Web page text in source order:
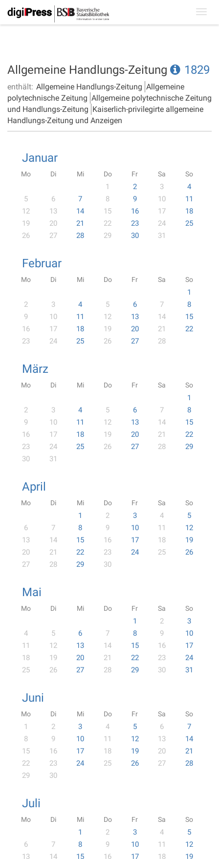
Allgemeine Handlungs-Zeitung 1829
enthält: Allgemeine Handlungs-Zeitung Allgemeine
polytechnische Zeitung Allgemeine polytechnische Zeitung
und Handlungs-Zeitung Kaiserlich-privilegirte allgemeine
Handlungs-Zeitung und Anzeigen
Januar
Mo Di Mi Do Fr Sa So
1 2 3
4
5
6 7 8 9 10
11
12
13 14 15 16 17
18
19
20 21 22 23 24
25
26
27 28 29 30 31
Februar
Mo Di Mi Do Fr Sa So
1
2
3 4 5 6 7
8
9
10 11 12 13 14
15
16
17 18 19 20 21
22
23
24 25 26 27 28
März
Mo Di Mi Do Fr Sa So
1
2
3 4 5 6 7
8
9
10 11 12 13 14
15
16
17 18 19 20 21
22
23
24 25 26 27 28
29
30
31
April
Mo Di Mi Do Fr Sa So
1 2 3 4
5
6
7 8 9 10 11
12
13
14 15 16 17 18
19
20
21 22 23 24 25
26
27
28 29 30
Mai
Mo Di Mi Do Fr Sa So
1 2
3
4
5 6 7 8 9
10
11
12 13 14 15 16
17
18
19 20 21 22 23
24
25
26 27 28 29 30 31
Juni
Mo Di Mi Do Fr Sa So
1 2 3 4 5 6
7
8
9 10 11 12 13
14
15
16 17 18 19 20
21
22
23 24 25 26 27
28
29
30
Juli
Mo Di Mi Do Fr Sa So
1 2 3 4
5
6
7 8 9 10 11
12
13
14 15 16 17 18
19